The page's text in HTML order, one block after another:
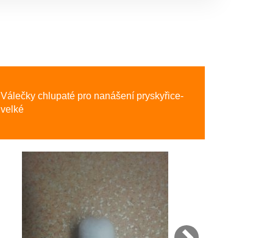
Válečky chlupaté pro nanášení pryskyřice-
velké